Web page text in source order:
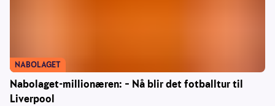
Nabolaget-millionæren: – Nå blir det fotballtur til
Liverpool
NABOLAGET